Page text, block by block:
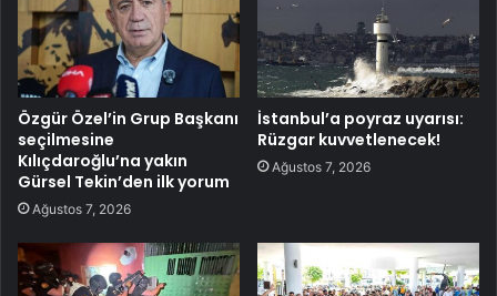
Özgür Özel’in Grup Başkanı
seçilmesine
Kılıçdaroğlu’na yakın
Gürsel Tekin’den ilk yorum
Ağustos 7, 2026
İstanbul’a poyraz uyarısı:
Rüzgar kuvvetlenecek!
Ağustos 7, 2026